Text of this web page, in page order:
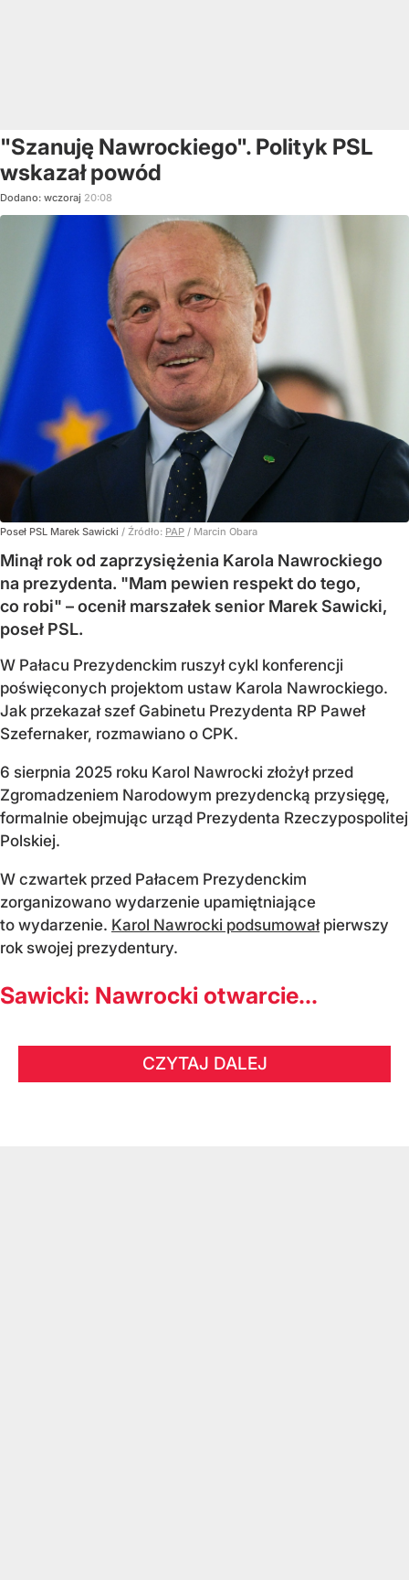
"Szanuję Nawrockiego". Polityk PSL
wskazał powód
Dodano: wczoraj 20:08
Poseł PSL Marek Sawicki / Źródło: PAP / Marcin Obara
Minął rok od zaprzysiężenia Karola Nawrockiego
na prezydenta. "Mam pewien respekt do tego,
co robi" – ocenił marszałek senior Marek Sawicki,
poseł PSL.
W Pałacu Prezydenckim ruszył cykl konferencji
poświęconych projektom ustaw Karola Nawrockiego.
Jak przekazał szef Gabinetu Prezydenta RP Paweł
Szefernaker, rozmawiano o CPK.
6 sierpnia 2025 roku Karol Nawrocki złożył przed
Zgromadzeniem Narodowym prezydencką przysięgę,
formalnie obejmując urząd Prezydenta Rzeczypospolitej
Polskiej.
W czwartek przed Pałacem Prezydenckim
zorganizowano wydarzenie upamiętniające
to wydarzenie. Karol Nawrocki podsumowałpierwszy
rok swojej prezydentury.
Sawicki: Nawrocki otwarcie...
CZYTAJ DALEJ